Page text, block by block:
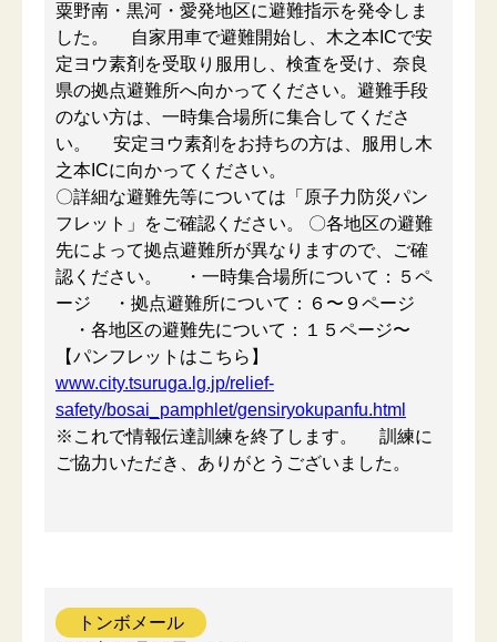
粟野南・黒河・愛発地区に避難指示を発令しま
した。 自家用車で避難開始し、木之本ICで安
定ヨウ素剤を受取り服用し、検査を受け、奈良
県の拠点避難所へ向かってください。避難手段
のない方は、一時集合場所に集合してくださ
い。 安定ヨウ素剤をお持ちの方は、服用し木
之本ICに向かってください。
〇詳細な避難先等については「原子力防災パン
フレット」をご確認ください。 〇各地区の避難
先によって拠点避難所が異なりますので、ご確
認ください。 ・一時集合場所について：５ペ
ージ ・拠点避難所について：６〜９ページ
・各地区の避難先について：１５ページ〜
【パンフレットはこちら】
www.city.tsuruga.lg.jp/relief-
safety/bosai_pamphlet/gensiryokupanfu.html
※これで情報伝達訓練を終了します。 訓練に
ご協力いただき、ありがとうございました。
トンボメール